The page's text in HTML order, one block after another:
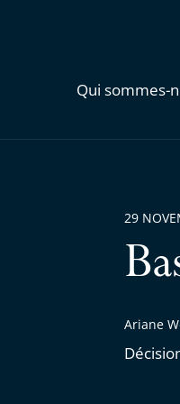
Qui sommes-
Ariane
29